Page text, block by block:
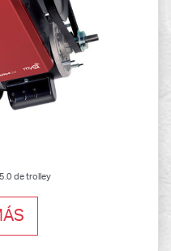
de trolley